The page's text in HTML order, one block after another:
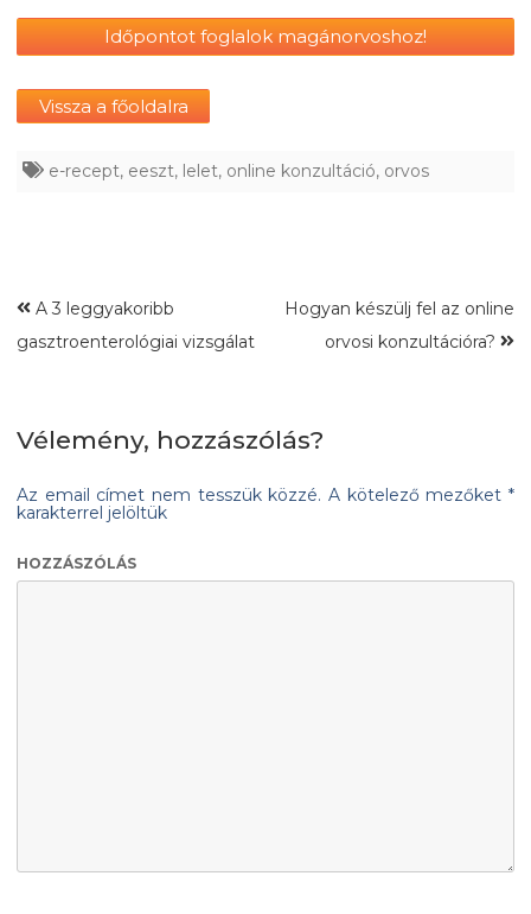
Időpontot foglalok magánorvoshoz!
Vissza a főoldalra
e-recept, eeszt, lelet, online konzultáció, orvos
A 3 leggyakoribb
gasztroenterológiai vizsgálat
Hogyan készülj fel az online
orvosi konzultációra?
Vélemény, hozzászólás?
Az email címet nem tesszük közzé. A kötelező mezőket*
karakterrel jelöltük
HOZZÁSZÓLÁS